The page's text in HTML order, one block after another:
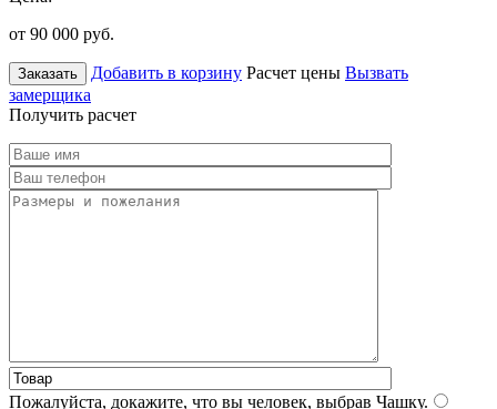
от 90 000 руб.
Заказать Добавить в корзину Расчет цены Вызвать
замерщика
Получить расчет
Пожалуйста, докажите, что вы человек, выбрав Чашку.